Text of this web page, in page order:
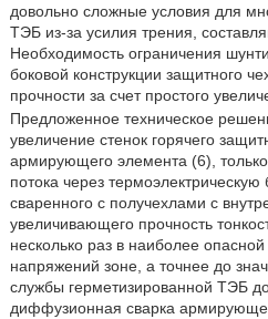
довольно сложные условия для
ТЭБ из-за усилия трения,
Необходимость ограничения
боковой конструкции защитного
прочности за счет простого
Предложенное техническое
увеличение стенок горячего
армирующего элемента (6),
потока через
сваренного с получехлами с
увеличивающего прочность
несколько раз в наиболее
напряжений зоне, а точнее до
службы герметизированной ТЭБ
диффузионная сварка